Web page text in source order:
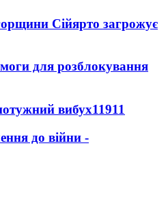
Сійярто загрожує
для розблокування
вибух11911
до війни -